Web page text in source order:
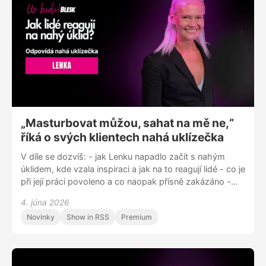
nebo nám napiš na blue.zorya@gmail.com
„Masturbovat můžou, sahat na mě ne,“
říká o svých klientech nahá uklízečka
V díle se dozvíš: - jak Lenku napadlo začít s nahým
úklidem, kde vzala inspiraci a jak na to reagují lidé - co je
při její práci povoleno a co naopak přísně zakázáno -
nabízí - jaká má bezpečnostní opatření a jestli už se
někdy cítila ohrožená - kde všude už uklízela nahá -
4. júna 2026
Novinky Show in RSS Premium